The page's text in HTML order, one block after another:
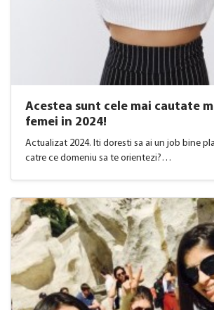
Acestea sunt cele mai cautate
femei in 2024!
Actualizat 2024. Iti doresti sa ai un job bine
catre ce domeniu sa te orientezi?…